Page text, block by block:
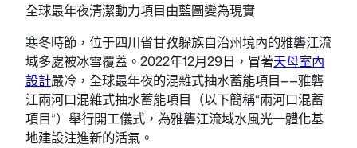
全球最年夜清潔動力項目由藍圖變為現實
寒冬時節，位于四川省甘孜躲族自治州境內的雅礱江流
域多處被冰雪覆蓋。2022年12月29日，冒著天母室內
設計嚴冷，全球最年夜的混雜式抽水蓄能項目——雅礱
江兩河口混雜式抽水蓄能項目（以下簡稱“兩河口混蓄
項目”）舉行開工儀式，為雅礱江流域水風光一體化基
地建設注進新的活氣。